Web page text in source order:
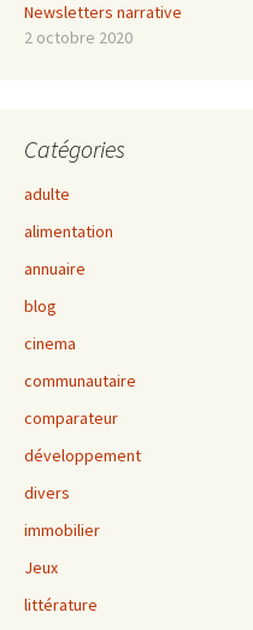
Newsletters narrative
2 octobre 2020
Catégories
adulte
alimentation
annuaire
blog
cinema
communautaire
comparateur
développement
divers
immobilier
Jeux
littérature